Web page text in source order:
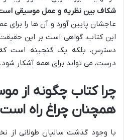
شکاف بین نظریه و عمل موسیقی
عاجشان پایین آورد و آن ها را
این کتاب، گواهی است بر این
دسترس، بلکه یک گنجینه است که
درست، می تواند برای همه آشکار شود.
چرا کتاب چگونه از
همچنان چراغ راه
با وجود گذشت سالیان طولانی از